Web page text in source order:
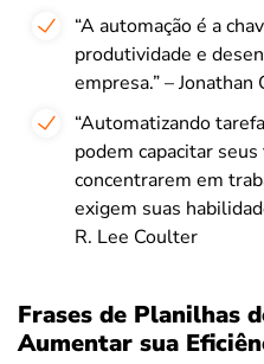
“A automação é a
produtividade e
empresa.” – Jonathan
“Automatizando
podem capacitar
concentrarem em
exigem suas
R. Lee Coulter
Frases de Planilhas
Aumentar sua